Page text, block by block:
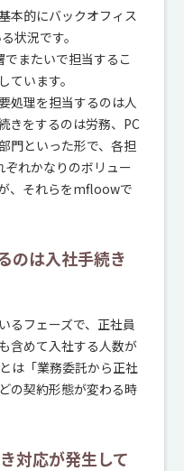
本的にバックオフィス
状況です。
またいで担当するこ
ています。
処理を担当するのは人
きをするのは労務、PC
門といった形で、各担
れかなりのボリュー
、それらをmfloowで
のは入社手続き
るフェーズで、正社員
含めて入社する人数が
は「業務委託から正社
の契約形態が変わる時
対応が発生して